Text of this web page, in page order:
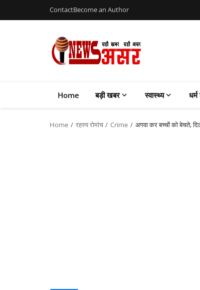
ContactBecome an Author
Home बड़ी खबर स्वास्थ्य धर्म
Home रहस्य रोमांच Crime अगवा कर बच्चों को बेचते,